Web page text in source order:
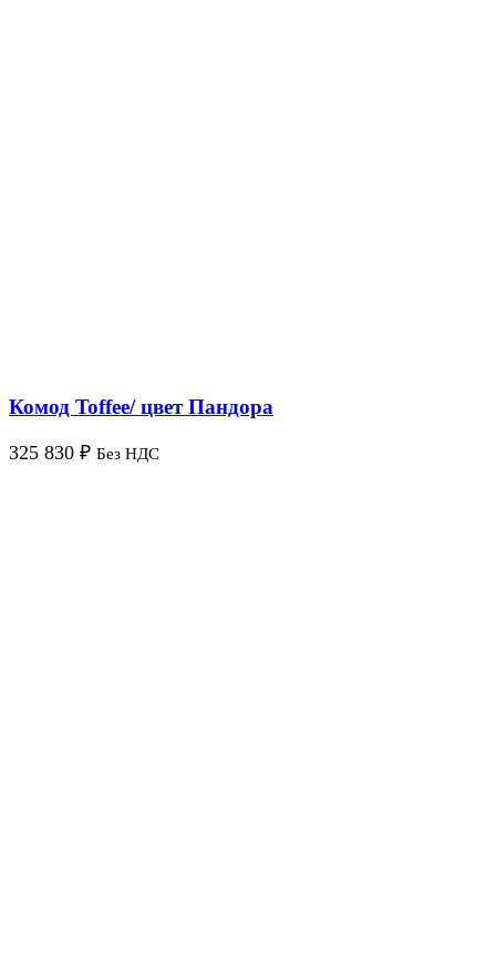
Комод Toffee/ цвет Пандора
325 830 ₽ Без НДС